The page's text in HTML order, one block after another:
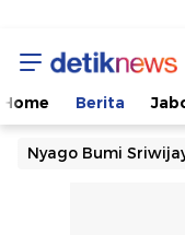
Home Berita
Nyago Bumi